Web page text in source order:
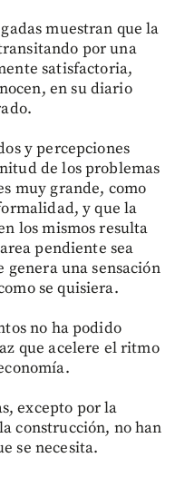
muestran que la
por una
satisfactoria,
en su diario
y percepciones
de los problemas
muy grande, como
y que la
los mismos resulta
pendiente sea
una sensación
se quisiera.
no ha podido
que acelere el ritmo
excepto por la
construcción, no han
se necesita.